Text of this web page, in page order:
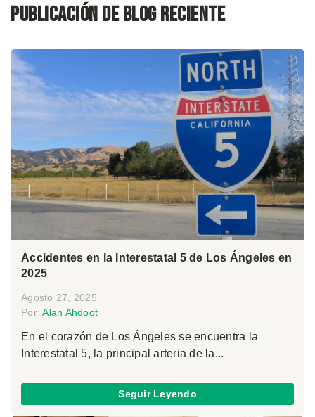
Publicación de blog reciente
Accidentes en la Interestatal 5 de Los Ángeles en
2025
Agosto 27, 2025
Por:Alan Ahdoot
En el corazón de Los Ángeles se encuentra la
Interestatal 5, la principal arteria de la...
Seguir Leyendo